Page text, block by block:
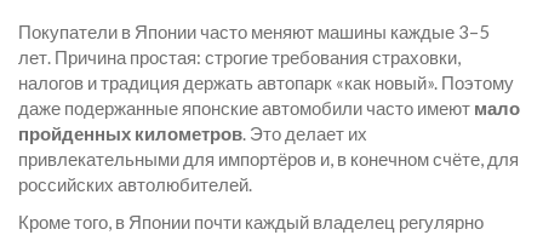
Покупатели в Японии часто меняют машины каждые 3–5
лет. Причина простая: строгие требования страховки,
налогов и традиция держать автопарк «как новый». Поэтому
даже подержанные японские автомобили часто имеют мало
пройденных километров. Это делает их
привлекательными для импортёров и, в конечном счёте, для
российских автолюбителей.
Кроме того, в Японии почти каждый владелец регулярно